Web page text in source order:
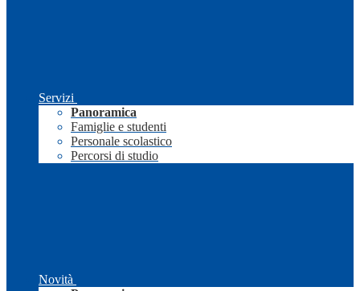
Servizi
Panoramica
Famiglie e studenti
Personale scolastico
Percorsi di studio
Novità